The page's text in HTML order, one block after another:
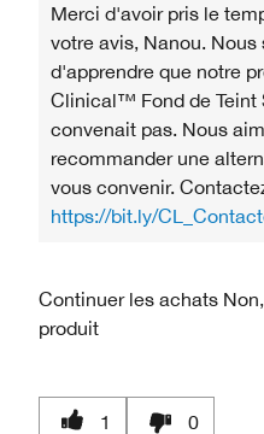
Merci d'avoir pris le
votre avis, Nanou.
d'apprendre que notre
Clinical™ Fond de Teint
convenait pas. Nous
recommander une
vous convenir.
https://bit.ly/
Continuer les achats
produit
1 0